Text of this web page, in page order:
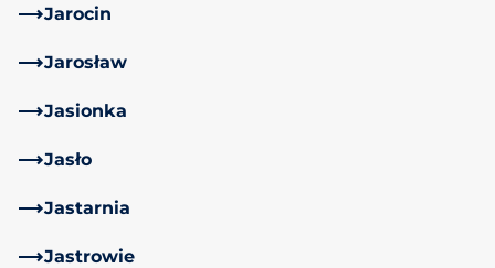
Jarocin
Jarosław
Jasionka
Jasło
Jastarnia
Jastrowie